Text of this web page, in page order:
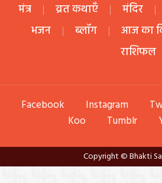
मंत्र
व्रत कथाएँ मंदिर
भजन
ब्लॉग आज का
राशिफल
Facebook Instagram
Koo
Tumblr
Copyright © Bhakti